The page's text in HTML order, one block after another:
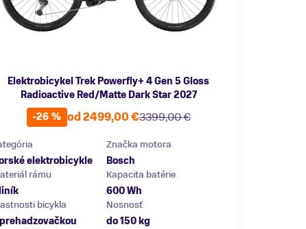
Elektrobicykel Trek Powerfly+ 4 Gen 5 Gloss
Radioactive Red/Matte Dark Star 2027
-26 %
3399,00 €
od 2499,00 €
elektrobicykle
Značka motora
Bosch
rámu
Kapacita batérie
600 Wh
bicykla
Nosnosť
do 150 kg